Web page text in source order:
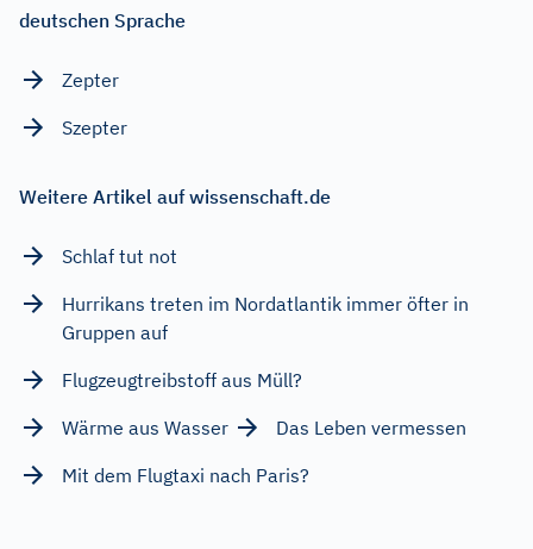
deutschen Sprache
Zepter
Szepter
Weitere Artikel auf wissenschaft.de
Schlaf tut not
Hurrikans treten im Nordatlantik immer öfter in
Gruppen auf
Flugzeugtreibstoff aus Müll?
Wärme aus Wasser
Das Leben vermessen
Mit dem Flugtaxi nach Paris?